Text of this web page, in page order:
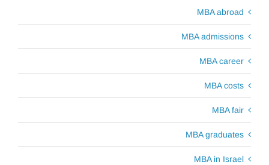
MBA abroad
MBA admissions
MBA career
MBA costs
MBA fair
MBA graduates
MBA in Israel